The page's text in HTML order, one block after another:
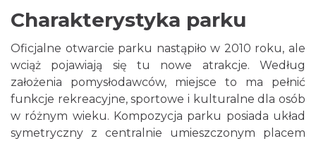
Charakterystyka parku
Oficjalne otwarcie parku nastąpiło w 2010 roku, ale
wciąż pojawiają się tu nowe atrakcje. Według
założenia pomysłodawców, miejsce to ma pełnić
funkcje rekreacyjne, sportowe i kulturalne dla osób
w różnym wieku. Kompozycja parku posiada układ
symetryczny z centralnie umieszczonym placem